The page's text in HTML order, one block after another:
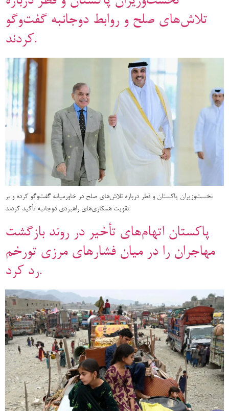
تلاش‌های صلح و روابط دوجانبه گفت‌وگو
کردند.
نخست‌وزیران پاکستان و قطر درباره تلاش‌های صلح در خاورمیانه گفت‌وگو کرده و بر
تقویت همکاری‌های راهبردی دوجانبه تأکید کردند.
پاکستان اتهام‌های تأخیر در روند بازگشت
مهاجران را در میان فشارهای مرزی تورخم
رد کرد.